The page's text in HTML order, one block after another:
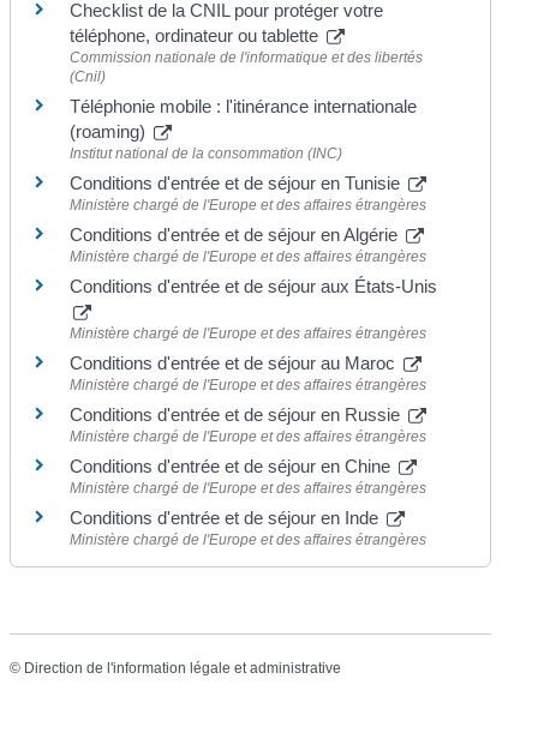
Checklist de la CNIL pour protéger votre
téléphone, ordinateur ou tablette
Commission nationale de l'informatique et des libertés
(Cnil)
Téléphonie mobile : l'itinérance internationale
(roaming)
Institut national de la consommation (INC)
Conditions d'entrée et de séjour en Tunisie
Ministère chargé de l'Europe et des affaires étrangères
Conditions d'entrée et de séjour en Algérie
Ministère chargé de l'Europe et des affaires étrangères
Conditions d'entrée et de séjour aux États-Unis
Ministère chargé de l'Europe et des affaires étrangères
Conditions d'entrée et de séjour au Maroc
Ministère chargé de l'Europe et des affaires étrangères
Conditions d'entrée et de séjour en Russie
Ministère chargé de l'Europe et des affaires étrangères
Conditions d'entrée et de séjour en Chine
Ministère chargé de l'Europe et des affaires étrangères
Conditions d'entrée et de séjour en Inde
Ministère chargé de l'Europe et des affaires étrangères
© Direction de l'information légale et administrative